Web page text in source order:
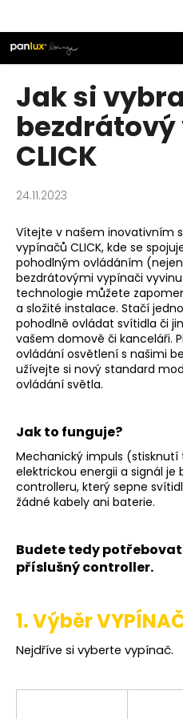
obsah
Jak si
CLICK
24.11.2023
Vítejte v našem inovativním
vypínačů CLICK, kde se
pohodlným ovládáním
bezdrátovými vypínači
technologie můžete
a složité instalace. Stačí
pohodlně ovládat svítidla či
vašem domově či kanceláři.
ovládání osvětlení s našimi
užívejte si nový standard
ovládání světla.
Jak to funguje?
Mechanický impuls
elektrickou energii a signál je
controlleru, který sepne
žádné kabely ani baterie.
Budete tedy
příslušný controller.
1. Výběr
Nejdříve si vyberte vypínač.
o
í
Zpět
Zpět
C
o
p
o
t
ř
b
u
j
e
t
e
n
a
í
t
?
HLEDAT
D
o
p
r